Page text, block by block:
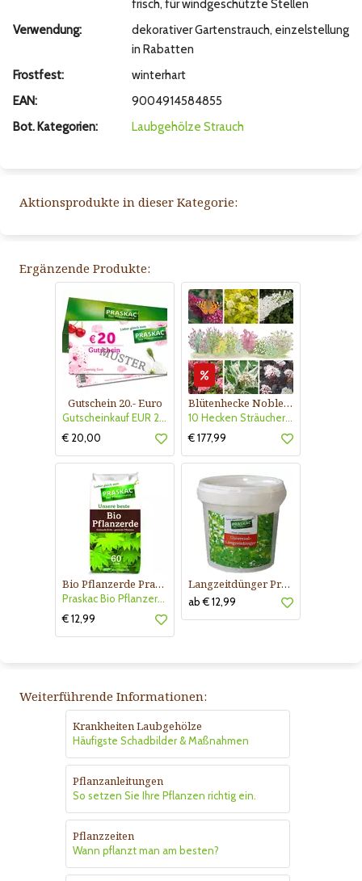
frisch, für windgeschützte Stellen
Verwendung:
dekorativer Gartenstrauch, einzelstellung
in Rabatten
Frostfest:
winterhart
EAN:
9004914584855
Bot. Kategorien:
Laubgehölze Strauch
Aktionsprodukte in dieser Kategorie:
Ergänzende Produkte:
Gutschein 20.- Euro
Gutscheinkauf EUR 20.-
€ 20,00
Blütenhecke Nobless-Kollektion Nr. 402
10 Hecken Sträucher - für 10 lfm Blütenhecke - Blühend März - Oktober
€ 177,99
Bio Pflanzerde Praskac
Praskac Bio Pflanzerde
€ 12,99
Langzeitdünger Praskac
ab € 12,99
Weiterführende Informationen:
Krankheiten Laubgehölze
Häufigste Schadbilder & Maßnahmen
Pflanzanleitungen
So setzen Sie Ihre Pflanzen richtig ein.
Pflanzzeiten
Wann pflanzt man am besten?